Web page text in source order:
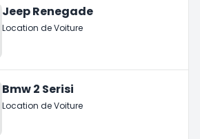
Jeep Renegade
Location de Voiture
Bmw 2 Serisi
Location de Voiture